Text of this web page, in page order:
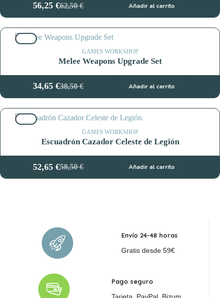
62,50€
El
precio
original
era:
62,50 €.
56,25€El
precio
actual
es:
56,25 €.
Añadir al carrito
GAMES WORKSHOP
Melee Weapons Upgrade Set
38,50€
El
precio
original
era:
38,50 €.
34,65€El
precio
actual
es:
34,65 €.
Añadir al carrito
GAMES WORKSHOP
Escuadrón Cazador Celeste de Legión
58,50€
El
precio
52,65€El
precio
Añadir al carrito
Envío 24-48 horas
Gratis desde 59€
Pago seguro